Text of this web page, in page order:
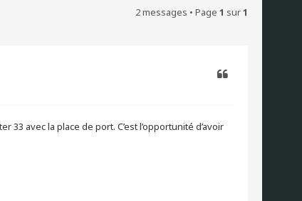
2 messages • Page 1 sur1
avec la place de port. C’est l’opportunité d’avoir